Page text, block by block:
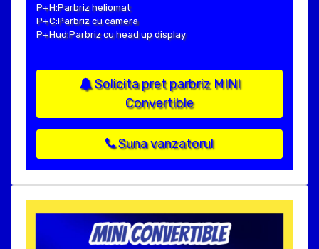
P+H:Parbriz heliomat
P+C:Parbriz cu camera
P+Hud:Parbriz cu head up display
Solicita pret parbriz MINI
Convertible
Suna vanzatorul